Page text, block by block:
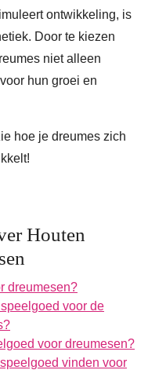
ontwikkeling, is
Door te kiezen
niet alleen
hun groei en
hoe je dreumes zich
Houten
dreumesen?
voor de
voor dreumesen?
vinden voor